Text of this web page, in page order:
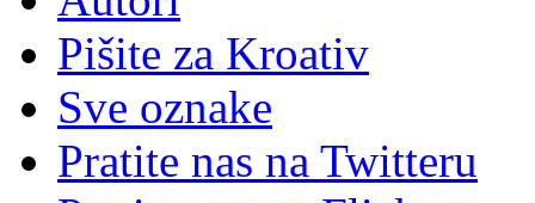
Pišite za Kroativ
Sve oznake
Pratite nas na Twitteru